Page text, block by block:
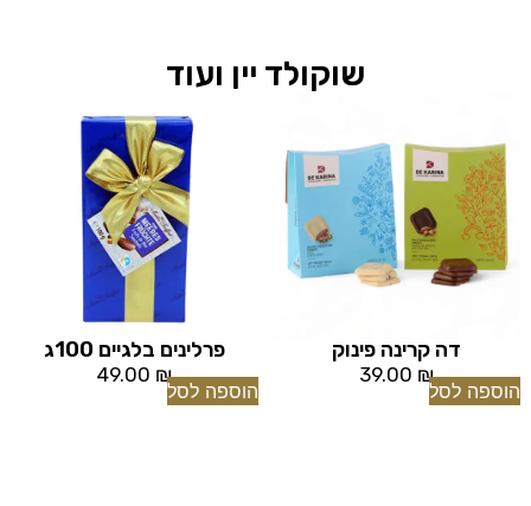
שוקולד יין ועוד
דה קרינה פינוק
39.00 ₪
הוספה לסל
פרלינים בלגיים 100ג
49.00 ₪
הוספה לסל